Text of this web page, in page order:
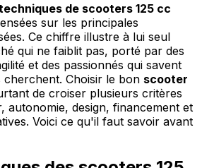
de scooters 125 cc
sur les principales
Ce chiffre illustre à lui seul
qui ne faiblit pas, porté par des
et des passionnés qui savent
Choisir le bon scooter
de croiser plusieurs critères
autonomie, design, financement et
Voici ce qu'il faut savoir avant